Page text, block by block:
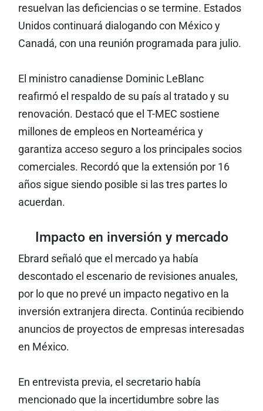
resuelvan las deficiencias o se termine. Estados
Unidos continuará dialogando con México y
Canadá, con una reunión programada para julio.
El ministro canadiense Dominic LeBlanc
reafirmó el respaldo de su país al tratado y su
renovación. Destacó que el T-MEC sostiene
millones de empleos en Norteamérica y
garantiza acceso seguro a los principales socios
comerciales. Recordó que la extensión por 16
años sigue siendo posible si las tres partes lo
acuerdan.
Impacto en inversión y mercado
Ebrard señaló que el mercado ya había
descontado el escenario de revisiones anuales,
por lo que no prevé un impacto negativo en la
inversión extranjera directa. Continúa recibiendo
anuncios de proyectos de empresas interesadas
en México.
En entrevista previa, el secretario había
mencionado que la incertidumbre sobre las